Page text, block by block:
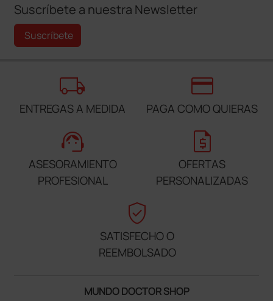
Suscríbete a nuestra Newsletter
Suscríbete
local_shipping
ENTREGAS A MEDIDA
credit_card
PAGA COMO QUIERAS
support_agent
ASESORAMIENTO
PROFESIONAL
request_quote
OFERTAS
PERSONALIZADAS
verified_user
SATISFECHO O
REEMBOLSADO
MUNDO DOCTOR SHOP